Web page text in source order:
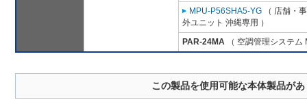
MPU-P56SHA5-YG （ 店舗・
外ユニット 沖縄専用 ）
PAR-24MA （ 空調管理システム
この製品を使用可能な本体製品が